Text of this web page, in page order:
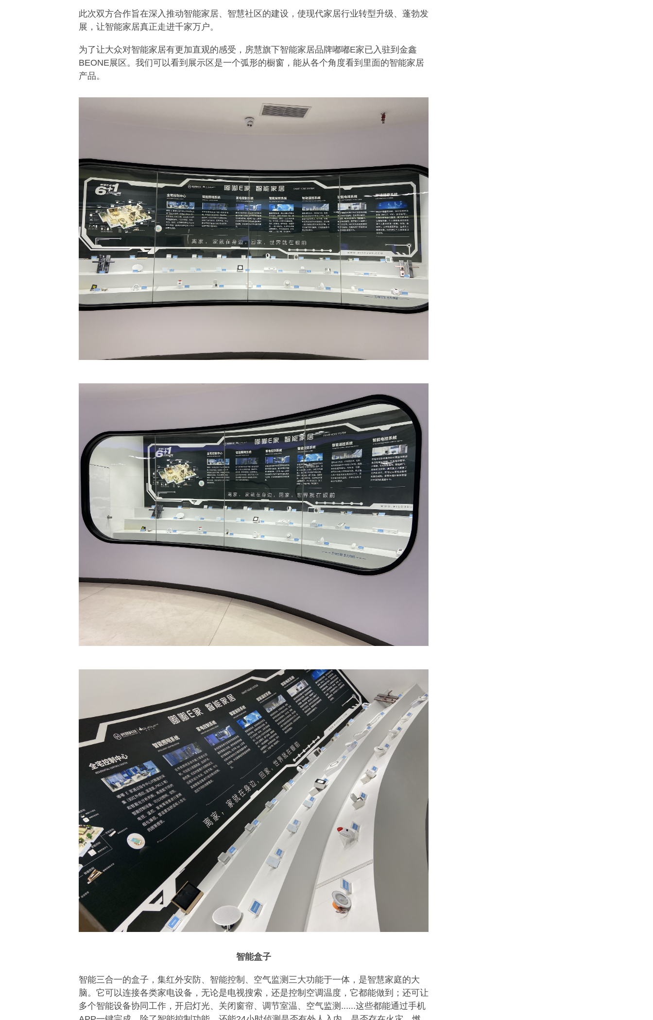
此次双方合作旨在深入推动智能家居、智慧社区的建设，使现代家居行业转型升级、蓬勃发
展，让智能家居真正走进千家万户。
为了让大众对智能家居有更加直观的感受，房慧旗下智能家居品牌嘟嘟E家已入驻到 金鑫
BEONE展区。 我们可以看到展示区是一个弧形的橱窗，能从各个角度看到里面的智能家居
产品。
智能盒子
智能三合一的盒子，集红外安防、智能控制、空气监测三大功能于一体，是智慧家庭的大
脑。它可以连接各类家电设备，无论是电视搜索，还是控制空调温度，它都能做到；还可让
多个智能设备协同工作，开启灯光、关闭窗帘、调节室温、空气监测 ......这些都能通过手机